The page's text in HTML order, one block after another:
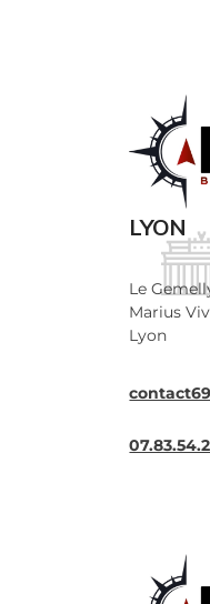
LYON
Le
Marius
Lyon